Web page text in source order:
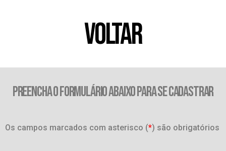
VOLTAR
PREENCHA O FORMULÁRIO ABAIXO PARA SE CADASTRAR
Os campos marcados com asterisco (*) são obrigatórios